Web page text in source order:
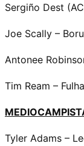
Sergiño Dest
Joe Scally –
Antonee
Tim Ream –
Tyler Adams –